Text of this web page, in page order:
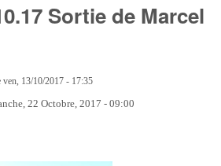
Sortie de Marcel
ven, 13/10/2017 - 17:35
22 Octobre, 2017 - 09:00